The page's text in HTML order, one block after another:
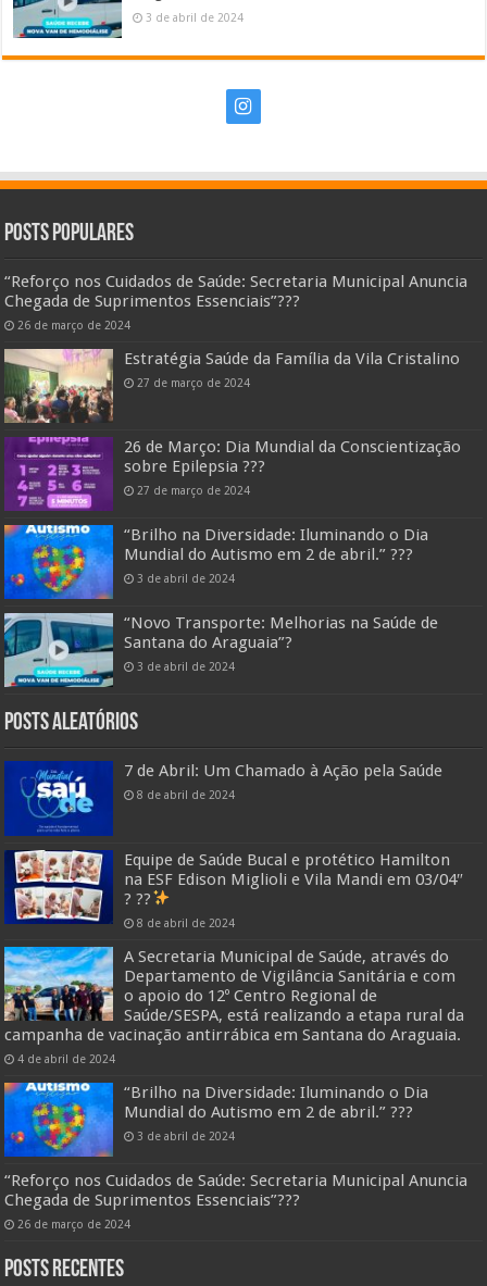
3 de abril de 2024
Posts Populares
“Reforço nos Cuidados de Saúde: Secretaria Municipal Anuncia
Chegada de Suprimentos Essenciais”??️?
26 de março de 2024
Estratégia Saúde da Família da Vila Cristalino
27 de março de 2024
26 de Março: Dia Mundial da Conscientização
sobre Epilepsia ???
27 de março de 2024
“Brilho na Diversidade: Iluminando o Dia
Mundial do Autismo em 2 de abril.” ???
3 de abril de 2024
“Novo Transporte: Melhorias na Saúde de
Santana do Araguaia”?
3 de abril de 2024
Posts Aleatórios
7 de Abril: Um Chamado à Ação pela Saúde
8 de abril de 2024
Equipe de Saúde Bucal e protético Hamilton
na ESF Edison Miglioli e Vila Mandi em 03/04″
? ??
8 de abril de 2024
A Secretaria Municipal de Saúde, através do
Departamento de Vigilância Sanitária e com
o apoio do 12º Centro Regional de
Saúde/SESPA, está realizando a etapa rural da
campanha de vacinação antirrábica em Santana do Araguaia.
4 de abril de 2024
“Brilho na Diversidade: Iluminando o Dia
Mundial do Autismo em 2 de abril.” ???
3 de abril de 2024
“Reforço nos Cuidados de Saúde: Secretaria Municipal Anuncia
Chegada de Suprimentos Essenciais”??️?
26 de março de 2024
Posts Recentes